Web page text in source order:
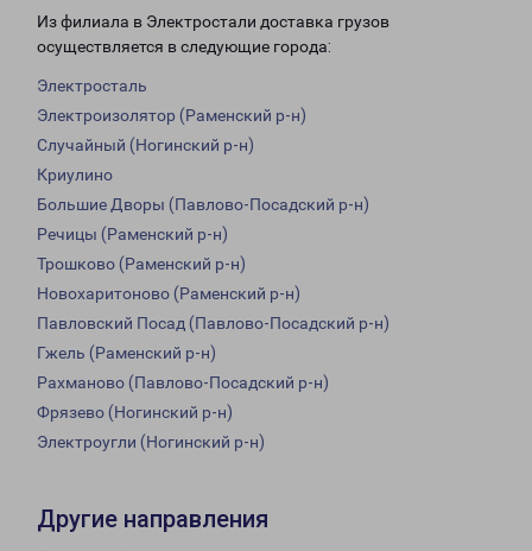
Из филиала в Электростали доставка грузов
осуществляется в следующие города:
Электросталь
Электроизолятор (Раменский р-н)
Случайный (Ногинский р-н)
Криулино
Большие Дворы (Павлово-Посадский р-н)
Речицы (Раменский р-н)
Трошково (Раменский р-н)
Новохаритоново (Раменский р-н)
Павловский Посад (Павлово-Посадский р-н)
Гжель (Раменский р-н)
Рахманово (Павлово-Посадский р-н)
Фрязево (Ногинский р-н)
Электроугли (Ногинский р-н)
Другие направления